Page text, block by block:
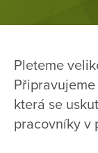
Pleteme
která se
pracovníky v